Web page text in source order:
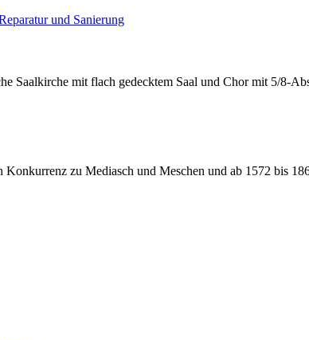
Saalkirche mit flach gedecktem Saal und Chor mit 5/8-
zu Mediasch und Meschen und ab 1572 bis